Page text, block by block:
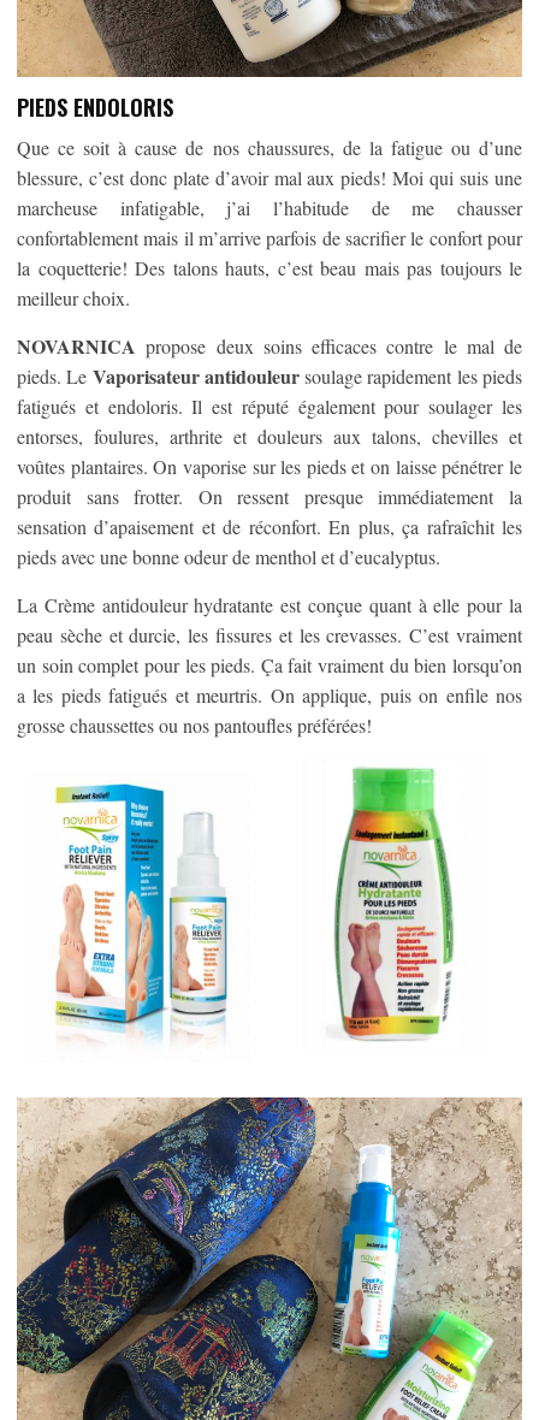
PIEDS ENDOLORIS
Que ce soit à cause de nos chaussures, de la fatigue ou d’une
blessure, c’est donc plate d’avoir mal aux pieds! Moi qui suis une
marcheuse infatigable, j’ai l’habitude de me chausser
confortablement mais il m’arrive parfois de sacrifier le confort pour
la coquetterie! Des talons hauts, c’est beau mais pas toujours le
meilleur choix.
NOVARNICA propose deux soins efficaces contre le mal de
pieds. Le Vaporisateur antidouleursoulage rapidement les pieds
fatigués et endoloris. Il est réputé également pour soulager les
entorses, foulures, arthrite et douleurs aux talons, chevilles et
voûtes plantaires. On vaporise sur les pieds et on laisse pénétrer le
produit sans frotter. On ressent presque immédiatement la
sensation d’apaisement et de réconfort. En plus, ça rafraîchit les
pieds avec une bonne odeur de menthol et d’eucalyptus.
La Crème antidouleur hydratante est conçue quant à elle pour la
peau sèche et durcie, les fissures et les crevasses. C’est vraiment
un soin complet pour les pieds. Ça fait vraiment du bien lorsqu’on
a les pieds fatigués et meurtris. On applique, puis on enfile nos
grosse chaussettes ou nos pantoufles préférées!